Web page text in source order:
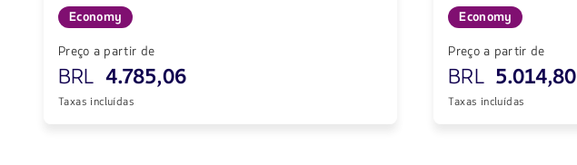
Economy
Preço a partir de
BRL 4.785,06
Taxas incluídas
Economy
Preço a partir de
BRL 5.014,80
Taxas incluídas